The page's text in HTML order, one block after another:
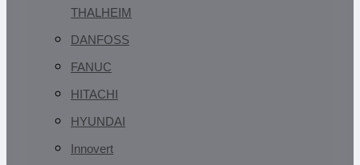
THALHEIM
DANFOSS
FANUC
HITACHI
HYUNDAI
Innovert